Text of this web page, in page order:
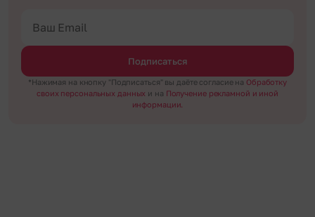
Подписаться
*Нажимая на кнопку "Подписаться" вы даёте согласие на Обработку
своих персональных данных и на Получение рекламной и иной
информации.